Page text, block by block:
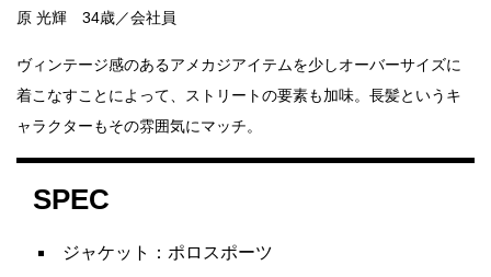
原 光輝 34歳／会社員
ヴィンテージ感のあるアメカジアイテムを少しオーバーサイズに
着こなすことによって、ストリートの要素も加味。長髪というキ
ャラクターもその雰囲気にマッチ。
SPEC
ジャケット：ポロスポーツ